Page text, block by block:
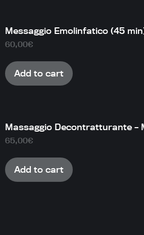
Messaggio Emolinfatico (45
60,00€
Add to cart
Massaggio Decontratturante –
65,00€
Add to cart